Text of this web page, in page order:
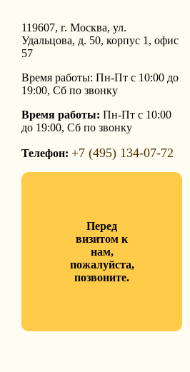
119607, г. Москва, ул.
Удальцова, д. 50, корпус 1, офис
57
Время работы: Пн-Пт с 10:00 до
19:00, Сб по звонку
Время работы: Пн-Пт с 10:00
до 19:00, Сб по звонку
Телефон: +7 (495) 134-07-72
Перед
визитом к
нам,
пожалуйста,
позвоните.